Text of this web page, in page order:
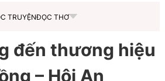
TRUYỆNĐỌC THƠ
đến thương hiệu
– Hội An